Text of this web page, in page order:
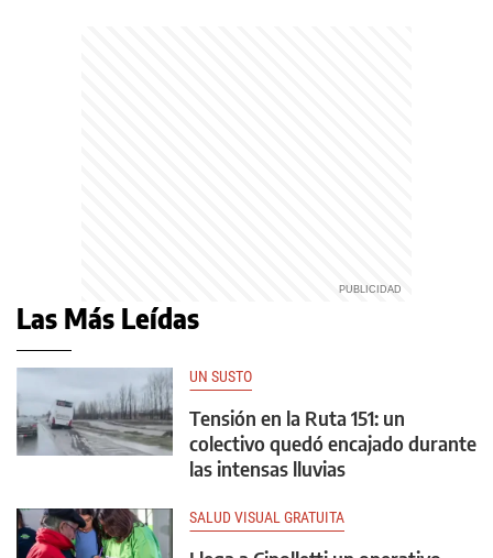
Las Más Leídas
UN SUSTO
Tensión en la Ruta 151: un
colectivo quedó encajado durante
las intensas lluvias
SALUD VISUAL GRATUITA